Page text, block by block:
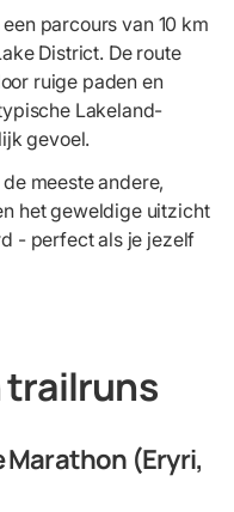
parcours van 10 km
District. De route
ruige paden en
Lakeland-
gevoel.
meeste andere,
het geweldige uitzicht
- perfect als je jezelf
trailruns
Marathon (Eryri,